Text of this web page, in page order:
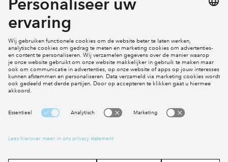
Mijn profiel
Social Media
Cookies